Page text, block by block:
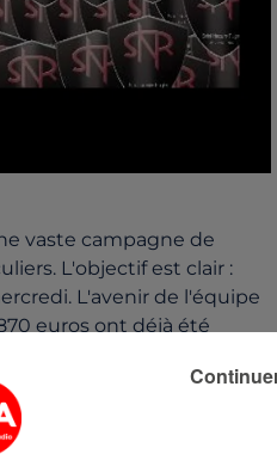
vaste campagne de
L'objectif est clair :
L'avenir de l'équipe
euros ont déjà été